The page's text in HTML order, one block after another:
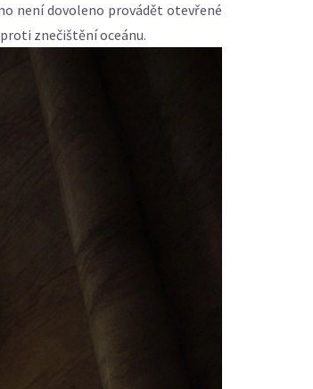
není dovoleno provádět otevřené
znečištění oceánu.